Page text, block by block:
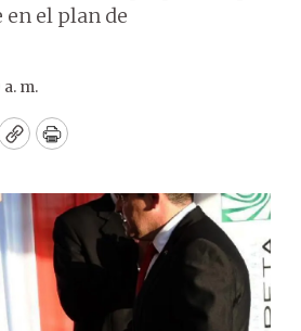
en el plan de
a. m.
CopyPrint